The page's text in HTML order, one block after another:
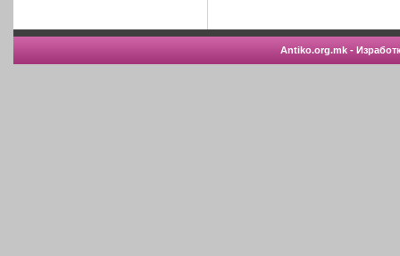
Antiko.org.mk -